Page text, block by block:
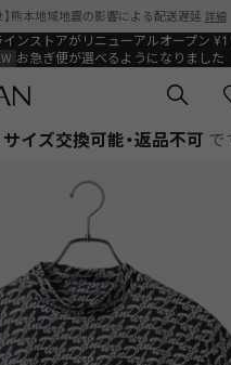
】熊本地域地震の影響による配送遅延 詳細
ンストアがリニューアルオープン
お急ぎ便が選べるようになりました
サイズ交換可能・返品不可 で